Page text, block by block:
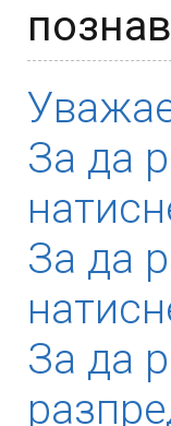
За да
За да
За да